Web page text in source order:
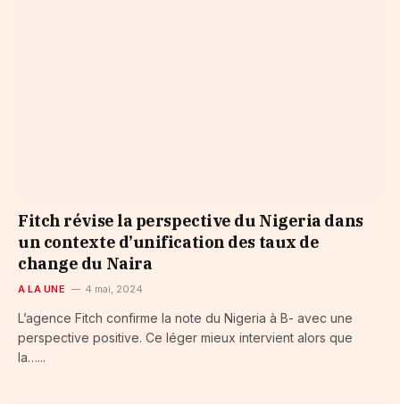
Fitch révise la perspective du Nigeria dans
un contexte d’unification des taux de
change du Naira
A LA UNE 4 mai, 2024
L’agence Fitch confirme la note du Nigeria à B- avec une
perspective positive. Ce léger mieux intervient alors que
la…...